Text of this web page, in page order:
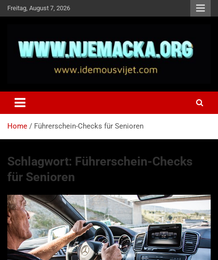
Skip
to
Freitag, August 7, 2026
Idemo u Svijet-Njemacka!
Home Führerschein-Checks für Senioren
Schlagwort: Führerschein-Checks
für Senioren